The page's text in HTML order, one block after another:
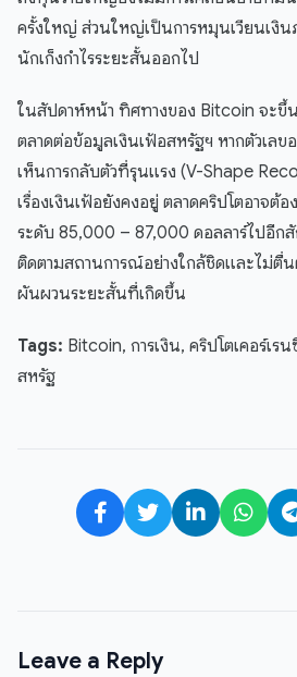
ครั้งใหญ่ ส่วนใหญ่เป็นการหมุนเวียนเงิน
นักเก็งกำไรระยะสั้นออกไป
ในสัปดาห์หน้า ทิศทางของ Bitcoin จะขึ้
ตลาดต่อข้อมูลเงินเฟ้อสหรัฐฯ หากตัวเลข
เห็นการกลับตัวที่รุนแรง (V-Shape
เรื่องเงินเฟ้อยังคงอยู่ ตลาดคริปโตอาจต้อ
ระดับ 85,000 – 87,000 ดอลลาร์ไปอีก
ติดตามสถานการณ์อย่างใกล้ชิดและไม่ตื่
ผันผวนระยะสั้นที่เกิดขึ้น
Tags: Bitcoin, การเงิน, คริปโตเคอร์เร
สหรัฐ
Leave a Reply